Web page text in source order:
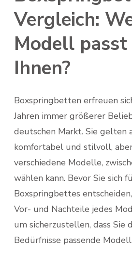
Vergleich:
Modell passt
Ihnen?
Boxspringbetten erfreuen
Jahren immer größerer
deutschen Markt. Sie gelten
komfortabel und stilvoll,
verschiedene Modelle,
wählen kann. Bevor Sie sich
Boxspringbettes
Vor- und Nachteile jedes
um sicherzustellen, dass Sie
Bedürfnisse passende